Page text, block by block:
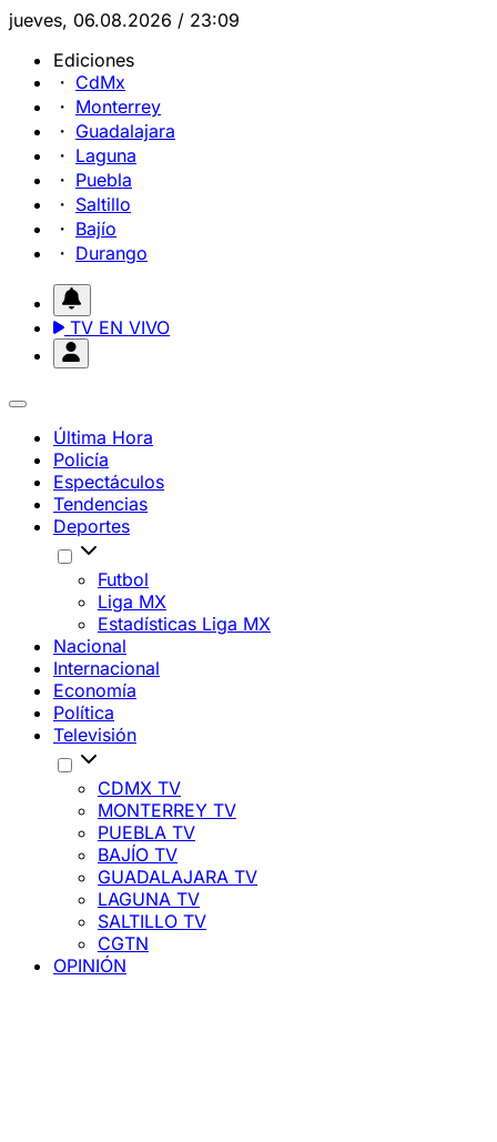
jueves, 06.08.2026 / 23:09
Ediciones
CdMx
Monterrey
Guadalajara
Laguna
Puebla
Saltillo
Bajío
Durango
TV EN VIVO
Última Hora
Policía
Espectáculos
Tendencias
Deportes
Futbol
Liga MX
Estadísticas Liga MX
Nacional
Internacional
Economía
Política
Televisión
CDMX TV
MONTERREY TV
PUEBLA TV
BAJÍO TV
GUADALAJARA TV
LAGUNA TV
SALTILLO TV
CGTN
OPINIÓN